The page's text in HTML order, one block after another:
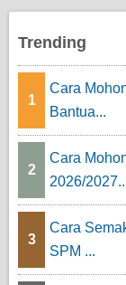
Trending
1
Cara
Bantua...
2
Cara
2026/
3
Cara
SPM ...